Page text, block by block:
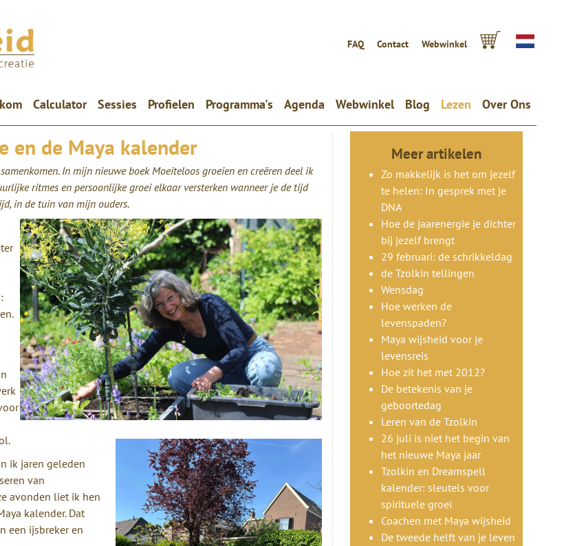
FAQ Contact Webwinkel
(current)
Calculator Sessies Profielen Programma's Agenda Webwinkel Blog Lezen Over Ons
en de Maya kalender
In mijn nieuwe boek Moeiteloos groeien en creëren deel ik
ritmes en persoonlijke groei elkaar versterken wanneer je de tijd
in de tuin van mijn ouders.
ik jaren geleden
van
avonden liet ik hen
kalender. Dat
een ijsbreker en
Meer artikelen
Zo makkelijk is het om jezelf
te helen: In gesprek met je
DNA
Hoe de jaarenergie je dichter
bij jezelf brengt
29 februari: de schrikkeldag
de Tzolkin tellingen
Wensdag
Hoe werken de
levenspaden?
Maya wijsheid voor je
levensreis
Hoe zit het met 2012?
De betekenis van je
geboortedag
Leren van de Tzolkin
26 juli is niet het begin van
het nieuwe Maya jaar
Tzolkin en Dreamspell
kalender: sleutels voor
spirituele groei
Coachen met Maya wijsheid
De tweede helft van je leven